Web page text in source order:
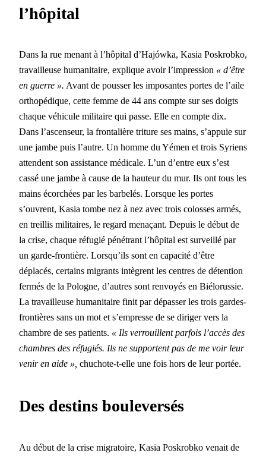
l’hôpital
Dans la rue menant à l’hôpital d’Hajówka, Kasia Poskrobko,
tra­vailleuse human­i­taire, explique avoir l’impression « d’être
en guerre ». Avant de pouss­er les imposantes portes de l’aile
orthopédique, cette femme de 44 ans compte sur ses doigts
chaque véhicule mil­i­taire qui passe. Elle en compte dix.
Dans l’ascenseur, la frontal­ière tri­t­ure ses mains, s’ap­puie sur
une jambe puis l’autre. Un homme du Yémen et trois Syriens
atten­dent son assis­tance médi­cale. L’un d’entre eux s’est
cassé une jambe à cause de la hau­teur du mur. Ils ont tous les
mains écorchées par les bar­belés. Lorsque les portes
s’ouvrent, Kasia tombe nez à nez avec trois coloss­es armés,
en treil­lis mil­i­taires, le regard menaçant. Depuis le début de
la crise, chaque réfugié péné­trant l’hôpital est sur­veil­lé par
un garde-fron­tière. Lorsqu’ils sont en capac­ité d’être
déplacés, cer­tains migrants intè­grent les cen­tres de déten­tion
fer­més de la Pologne, d’autres sont ren­voyés en Biélorussie.
La tra­vailleuse human­i­taire finit par dépass­er les trois gardes-
fron­tières sans un mot et s’empresse de se diriger vers la
cham­bre de ses patients. « Ils ver­rouil­lent par­fois l’accès des
cham­bres des réfugiés. Ils ne sup­por­t­ent pas de me voir leur
venir en aide », chu­chote-t-elle une fois hors de leur portée.
Des destins bouleversés
Au début de la crise migra­toire, Kasia Poskrobko venait de